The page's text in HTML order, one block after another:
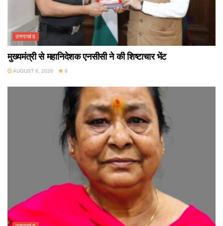
उत्तराखंड
मुख्यमंत्री से महानिदेशक एनसीसी ने की शिष्टाचार भेंट
AUGUST 6, 2026 8